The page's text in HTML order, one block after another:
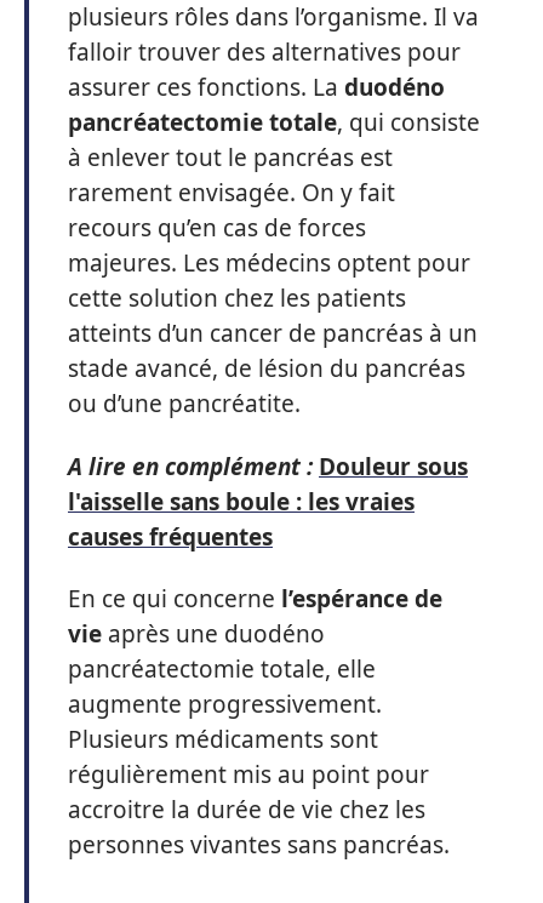
plusieurs rôles dans l’organisme. Il va
falloir trouver des alternatives pour
assurer ces fonctions. La duodéno
pancréatectomie totale, qui consiste
à enlever tout le pancréas est
rarement envisagée. On y fait
recours qu’en cas de forces
majeures. Les médecins optent pour
cette solution chez les patients
atteints d’un cancer de pancréas à un
stade avancé, de lésion du pancréas
ou d’une pancréatite.
A lire en complément : Douleur sous
l'aisselle sans boule : les vraies
causes fréquentes
En ce qui concerne l’espérance de
vie après une duodéno
pancréatectomie totale, elle
augmente progressivement.
Plusieurs médicaments sont
régulièrement mis au point pour
accroitre la durée de vie chez les
personnes vivantes sans pancréas.